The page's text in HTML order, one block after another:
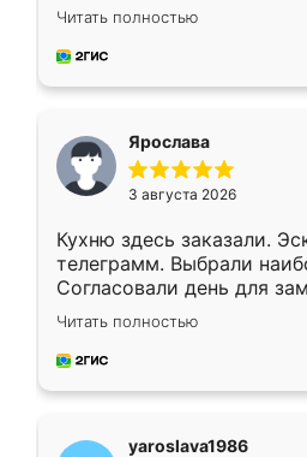
короткие сроки
для замера сотрудник
предложил по моему
Читать полностью
Ярослава
3 августа 2026
Кухню здесь заказали.
телеграмм. Выбрали
Согласовали день для
недели кухня была уже
довольны работой.
мебель за качественную
Читать полностью
yaroslava1986